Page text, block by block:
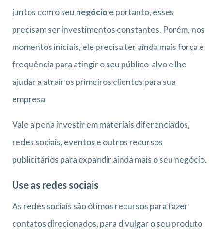
juntos com o seu negócio e portanto, esses
precisam ser investimentos constantes. Porém, nos
momentos iniciais, ele precisa ter ainda mais força e
frequência para atingir o seu público-alvo e lhe
ajudar a atrair os primeiros clientes para sua
empresa.
Vale a pena investir em materiais diferenciados,
redes sociais, eventos e outros recursos
publicitários para expandir ainda mais o seu negócio.
Use as redes sociais
As redes sociais são ótimos recursos para fazer
contatos direcionados, para divulgar o seu produto